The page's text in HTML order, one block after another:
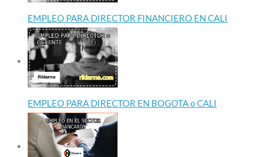
EMPLEO PARA DIRECTOR FINANCIERO EN CALI
EMPLEO PARA DIRECTOR EN BOGOTA o CALI